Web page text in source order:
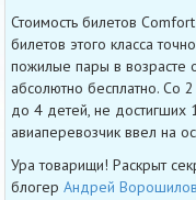
Стоимость билетов
билетов этого класса
пожилые пары в возрасте
абсолютно бесплатно. Со
до 4 детей, не достигших
авиаперевозчик ввел на
Ура товарищи! Раскрыт
блогер Андрей Ворошилов